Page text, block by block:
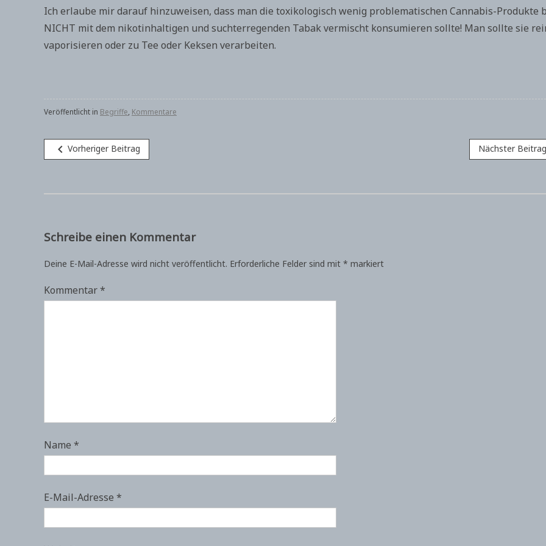
Ich erlaube mir darauf hinzuweisen, dass man die toxikologisch wenig problematischen Cannabis-Produkte
NICHT mit dem nikotinhaltigen und suchterregenden Tabak vermischt konsumieren sollte! Man sollte sie
vaporisieren oder zu Tee oder Keksen verarbeiten.
Veröffentlicht in Begriffe, Kommentare
Beitragsnavigation
navigate_before Vorheriger Beitrag Nächster Beitrag
Schreibe einen Kommentar
Deine E-Mail-Adresse wird nicht veröffentlicht. Erforderliche Felder sind mit * markiert
Kommentar*
Name *
E-Mail-Adresse *